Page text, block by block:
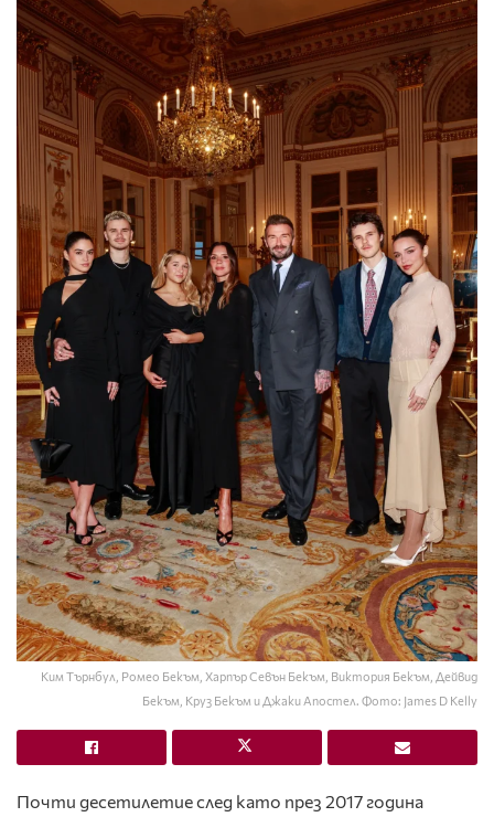
Ким Търнбул, Ромео Бекъм, Харпър Севън Бекъм, Виктория Бекъм, Дейвид
Бекъм, Круз Бекъм и Джаки Апостел. Фото: James D Kelly
Почти десетилетие след като през 2017 година